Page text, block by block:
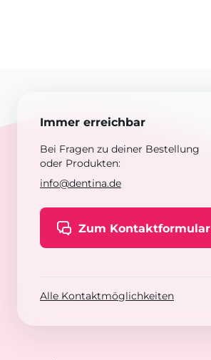
Immer erreichbar
Bei Fragen zu deiner Bestellung
oder Produkten:
info@dentina.de
Zum Kontaktformular
Alle Kontaktmöglichkeiten